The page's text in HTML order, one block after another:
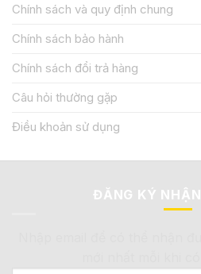
Chính sách và quy định chung
Chính sách bảo hành
Chính sách đổi trả hàng
Câu hỏi thường gặp
Điều khoản sử dụng
ĐĂNG KÝ